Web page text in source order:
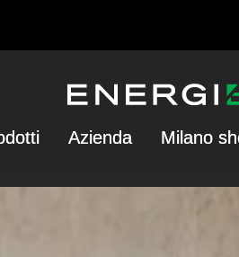
Azienda Milano